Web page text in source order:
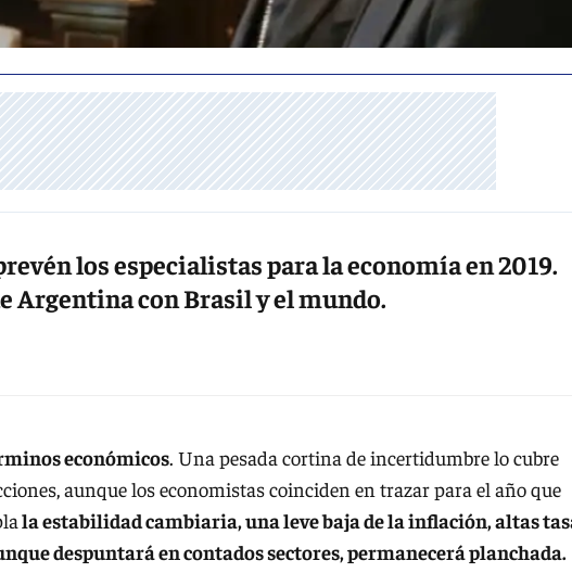
los especialistas para la economía en 2019.
Argentina con Brasil y el mundo.
económicos. Una pesada cortina de incertidumbre lo cubre
aunque los economistas coinciden en trazar para el año que
la estabilidad cambiaria, una leve baja de la inflación, altas
despuntará en contados sectores, permanecerá planchada.